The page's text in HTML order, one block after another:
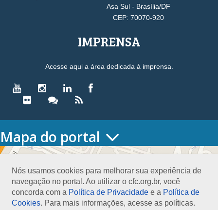
Nós usamos cookies para melhorar sua experiência de
navegação no portal. Ao utilizar o cfc.org.br, você
concorda com a Política de Privacidade e a Política de
Cookies. Para mais informações, acesse as políticas.
Asa Sul - Brasília/DF
CEP: 70070-920
IMPRENSA
Acesse aqui a área dedicada à imprensa.
Mapa do portal
HOME
Conselho Diretor
Nossa Sede
Planejamento
Organograma